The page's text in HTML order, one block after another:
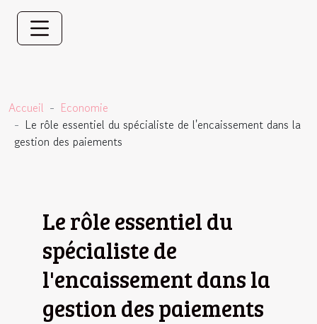
Accueil
Economie
Le rôle essentiel du spécialiste de l'encaissement dans la
gestion des paiements
Le rôle essentiel du
spécialiste de
l'encaissement dans la
gestion des paiements